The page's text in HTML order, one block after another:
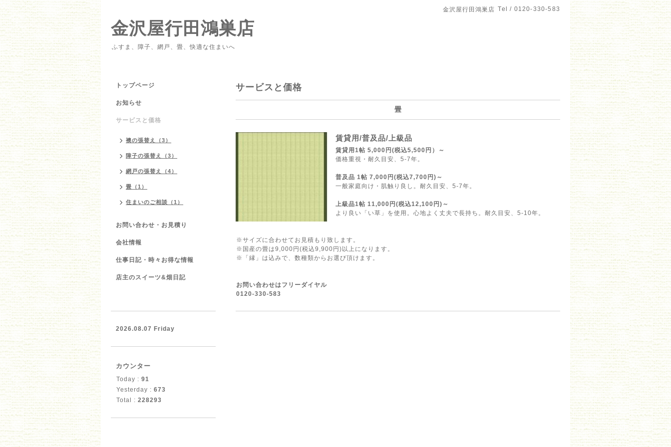
金沢屋行田鴻巣店 Tel / 0120-330-583
金沢屋行田鴻巣店
ふすま、障子、網戸、畳、快適な住まいへ
サービスと価格
畳
賃貸用/普及品/上級品
賃貸用1帖 5,000円(税込5,500円）～
価格重視・耐久目安、5-7年。
普及品 1帖 7,000円(税込7,700円)～
一般家庭向け・肌触り良し。耐久目安、5-7年。
上級品1帖 11,000円 (税込12,100円) ～
より良い「い草」を使用。心地よく丈夫で長持ち。耐久目安、5-10年。
※サイズに合わせてお見積もり致します。
※国産の畳は9,000円(税込9,900円)以上になります。
※「縁」は込みで、数種類からお選び頂けます。
お問い合わせはフリーダイヤル
0120-330-583
トップページ
お知らせ
サービスと価格
襖の張替え（3）
障子の張替え（3）
網戸の張替え（4）
畳（1）
住まいのご相談（1）
お問い合わせ・お見積り
会社情報
仕事日記・時々お得な情報
店主のスイーツ&畑日記
2026.08.07 Friday
カウンター
Today : 91
Yesterday : 673
Total : 228293